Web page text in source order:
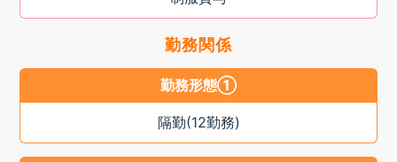
勤務関係
勤務形態①
隔勤(12勤務)